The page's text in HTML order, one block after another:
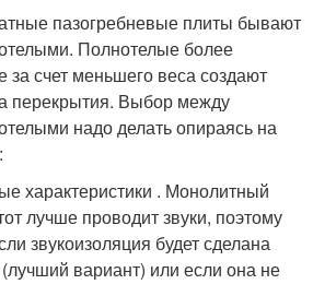
пазогребневые плиты бывают
Полнотелые более
за счет меньшего веса создают
перекрытия. Выбор между
надо делать опираясь на
характеристики . Монолитный
лучше проводит звуки, поэтому
звукоизоляция будет сделана
вариант) или если она не